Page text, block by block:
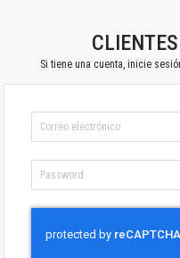
Si tiene una cuenta, inicie